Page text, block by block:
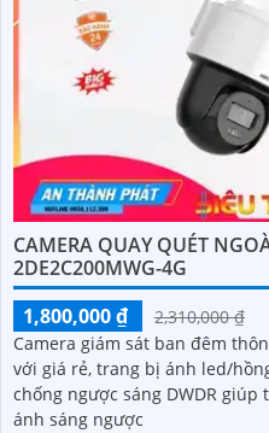
CAMERA QUAY QUÉT
2DE2C200MWG-4G
1,800,000 ₫
2,310,000 ₫
Camera giám sát ban đêm
với giá rẻ, trang bị ánh led/hồng ngoại
chống ngược sáng DWDR
ánh sáng ngược